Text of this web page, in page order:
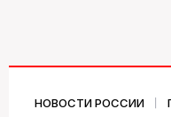
НОВОСТИ РОССИИ